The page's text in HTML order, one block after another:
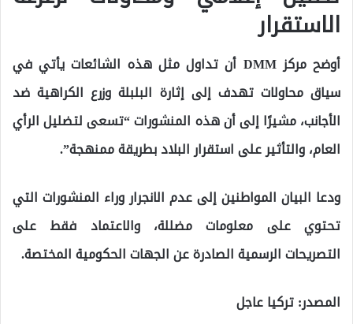
الاستقرار
أوضح مركز DMM أن تداول مثل هذه الشائعات يأتي في
سياق محاولات تهدف إلى إثارة البلبلة وزرع الكراهية ضد
الأجانب، مشيرًا إلى أن هذه المنشورات “تسعى لتضليل الرأي
العام، والتأثير على استقرار البلاد بطريقة ممنهجة”.
ودعا البيان المواطنين إلى عدم الانجرار وراء المنشورات التي
تحتوي على معلومات مضللة، والاعتماد فقط على
التصريحات الرسمية الصادرة عن الجهات الحكومية المختصة.
المصدر: تركيا عاجل